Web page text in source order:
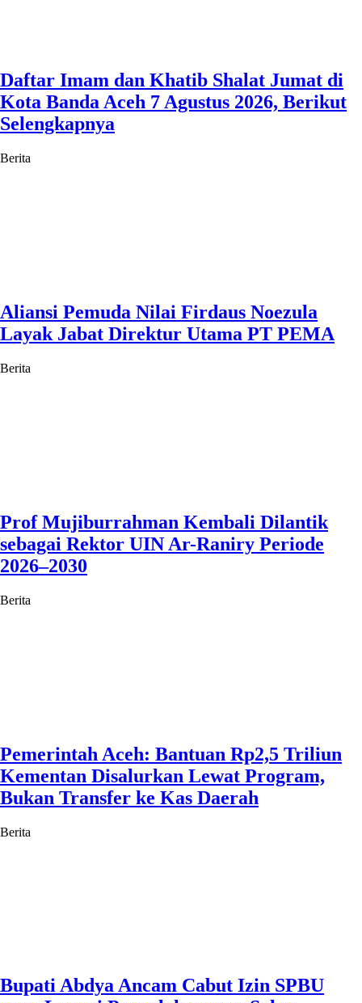
Daftar Imam dan Khatib Shalat Jumat di
Kota Banda Aceh 7 Agustus 2026, Berikut
Selengkapnya
Berita
Aliansi Pemuda Nilai Firdaus Noezula
Layak Jabat Direktur Utama PT PEMA
Berita
Prof Mujiburrahman Kembali Dilantik
sebagai Rektor UIN Ar-Raniry Periode
2026–2030
Berita
Pemerintah Aceh: Bantuan Rp2,5 Triliun
Kementan Disalurkan Lewat Program,
Bukan Transfer ke Kas Daerah
Berita
Bupati Abdya Ancam Cabut Izin SPBU